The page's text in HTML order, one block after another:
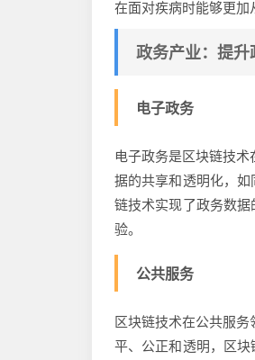
在面对疾病时能够更加
政务产业：提
电子政务
电子政务是区块链技
据的共享和透明化，
链技术实现了政务数
验。
公共服务
区块链技术在公共服
平、公正和透明，区